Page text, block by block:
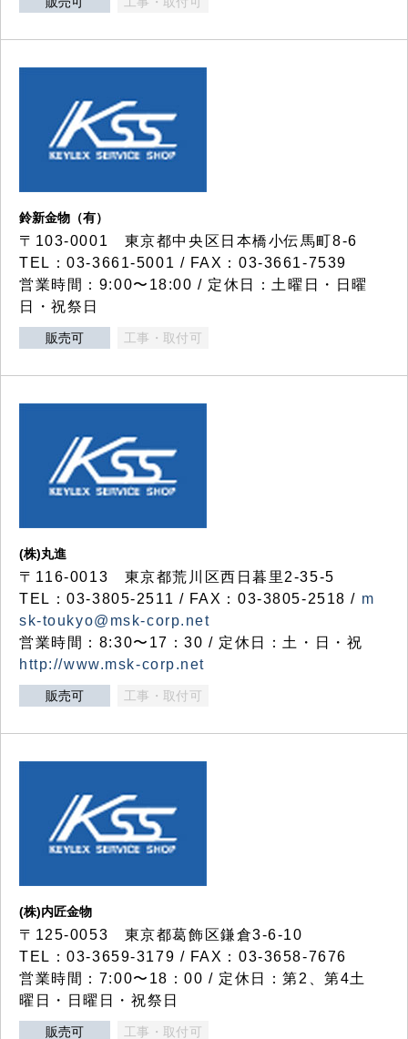
鈴新金物（有）
〒103-0001 東京都中央区日本橋小伝馬町8-6
TEL：03-3661-5001 / FAX：03-3661-7539
営業時間：9:00〜18:00 / 定休日：土曜日・日曜
日・祝祭日
販売可 工事・取付可
(株)丸進
〒116-0013 東京都荒川区西日暮里2-35-5
TEL：03-3805-2511 / FAX：03-3805-2518 / m
sk-toukyo@msk-corp.net
営業時間：8:30〜17：30 / 定休日：土・日・祝
http://www.msk-corp.net
販売可 工事・取付可
(株)内匠金物
〒125-0053 東京都葛飾区鎌倉3-6-10
TEL：03-3659-3179 / FAX：03-3658-7676
営業時間：7:00〜18：00 / 定休日：第2、第4土
曜日・日曜日・祝祭日
販売可 工事・取付可